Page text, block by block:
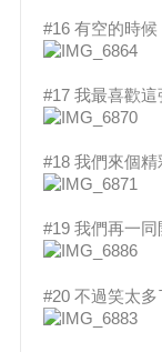
#16 有空的時
#17 我最喜歡
#18 我們來個
#19 我們再一同
#20 不過笑太